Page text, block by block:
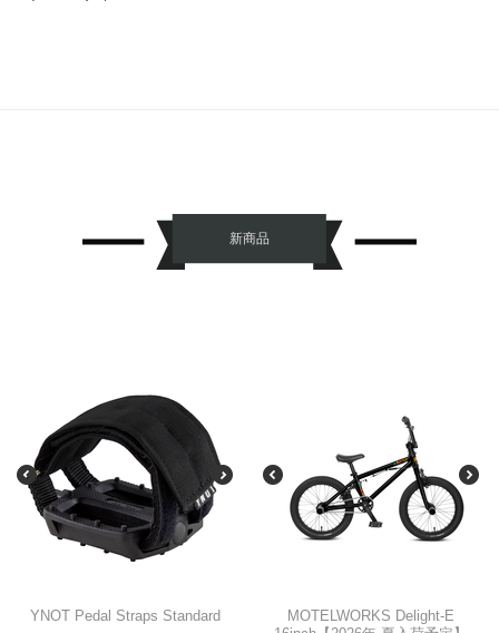
新商品
YNOT Pedal Straps Standard
MOTELWORKS Delight-E